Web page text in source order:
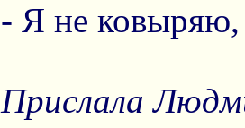
- Я не
Прислала